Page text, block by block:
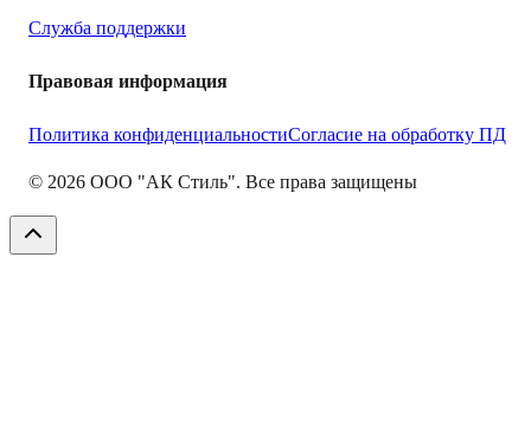
Служба поддержки
Правовая информация
Политика конфиденциальностиСогласие на обработку ПД
© 2026 ООО "АК Стиль". Все права защищены